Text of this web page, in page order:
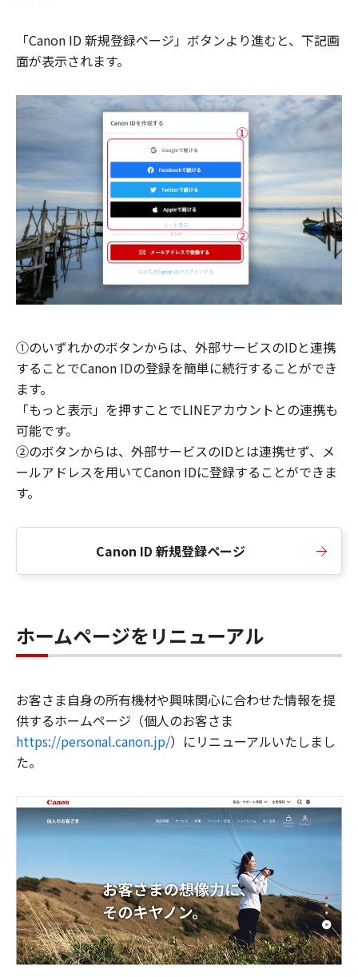
「Canon ID 新規登録ページ」ボタンより進むと、下記画
面が表示されます。
①のいずれかのボタンからは、外部サービスのIDと連携
することでCanon IDの登録を簡単に続行することができ
ます。
「もっと表示」を押すことでLINEアカウントとの連携も
可能です。
②のボタンからは、外部サービスのIDとは連携せず、メ
ールアドレスを用いてCanon IDに登録することができま
す。
Canon ID 新規登録ページ
ホームページをリニューアル
お客さま自身の所有機材や興味関心に合わせた情報を提
供するホームページ（個人のお客さま
https://personal.canon.jp/）にリニューアルいたしまし
た。